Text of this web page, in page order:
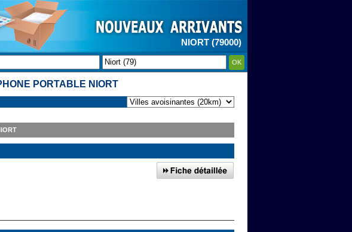
NIORT (79000)
OK
PORTABLE NIORT